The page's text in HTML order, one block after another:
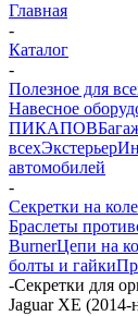
Главная
-
Каталог
-
Полезное для
Навесное
ПИКАПОВ
всехЭкстерьер
автомобилей
-
Секретки на
Браслеты
BurnerЦепи на
болты и гайки
-Секретки для
Jaguar XE (2014-